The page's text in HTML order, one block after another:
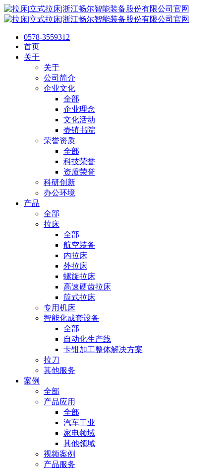
0578-3559312
首页
关于
关于
公司简介
企业文化
全部
企业理念
文化活动
壶镇书院
荣誉资质
全部
科技荣誉
资质荣誉
科研创新
办公环境
产品
全部
拉床
全部
航空装备
内拉床
外拉床
螺旋拉床
高速硬齿拉床
筒式拉床
专用机床
智能化成套设备
全部
自动化生产线
卡钳加工整体解决方案
拉刀
其他服务
案例
全部
产品应用
全部
汽车工业
家电领域
其他领域
视频案例
产品服务